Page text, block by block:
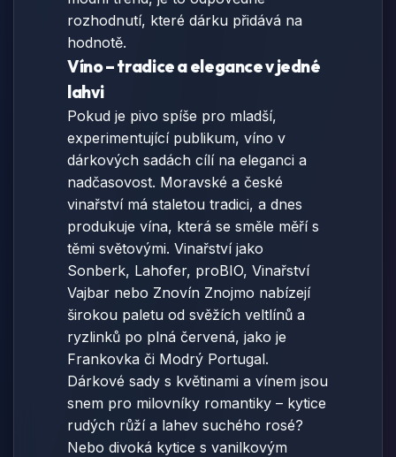
rozhodnutí, které dárku přidává na
hodnotě.
Víno – tradice a elegance v jedné
lahvi
Pokud je pivo spíše pro mladší,
experimentující publikum, víno v
dárkových sadách cílí na eleganci a
nadčasovost. Moravské a české
vinařství má staletou tradici, a dnes
produkuje vína, která se směle měří s
těmi světovými. Vinařství jako
Sonberk, Lahofer, proBIO, Vinařství
Vajbar nebo Znovín Znojmo nabízejí
širokou paletu od svěžích veltlínů a
ryzlinků po plná červená, jako je
Frankovka či Modrý Portugal.
Dárkové sady s květinami a vínem jsou
snem pro milovníky romantiky – kytice
rudých růží a lahev suchého rosé?
Nebo divoká kytice s vanilkovým